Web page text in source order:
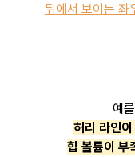
뒤에서 보이는 좌
예
허리 라인
힙 볼륨이 부